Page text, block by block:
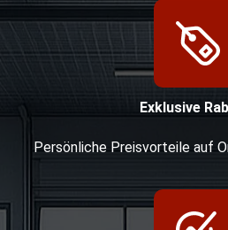
Exklusive
Persönliche Preisvorteile auf